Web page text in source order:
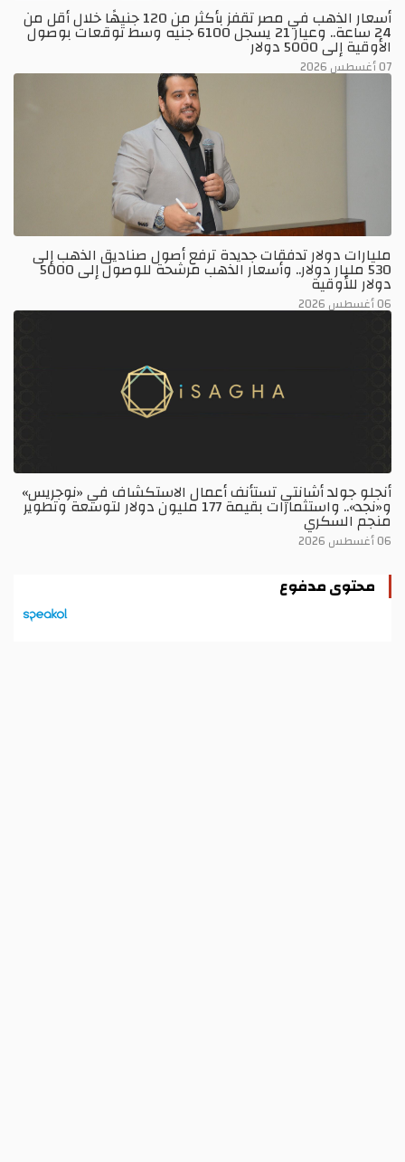
أسعار الذهب في مصر تقفز بأكثر من 120 جنيهًا خلال أقل من
24 ساعة.. وعيار 21 يسجل 6100 جنيه وسط توقعات بوصول
الأوقية إلى 5000 دولار
07 أغسطس 2026
مليارات دولار تدفقات جديدة ترفع أصول صناديق الذهب إلى
530 مليار دولار.. وأسعار الذهب مرشحة للوصول إلى 5000
دولار للأوقية
06 أغسطس 2026
أنجلو جولد أشانتي تستأنف أعمال الاستكشاف في «نوجريس»
و«نجد».. واستثمارات بقيمة 177 مليون دولار لتوسعة وتطوير
منجم السكري
06 أغسطس 2026
محتوى مدفوع